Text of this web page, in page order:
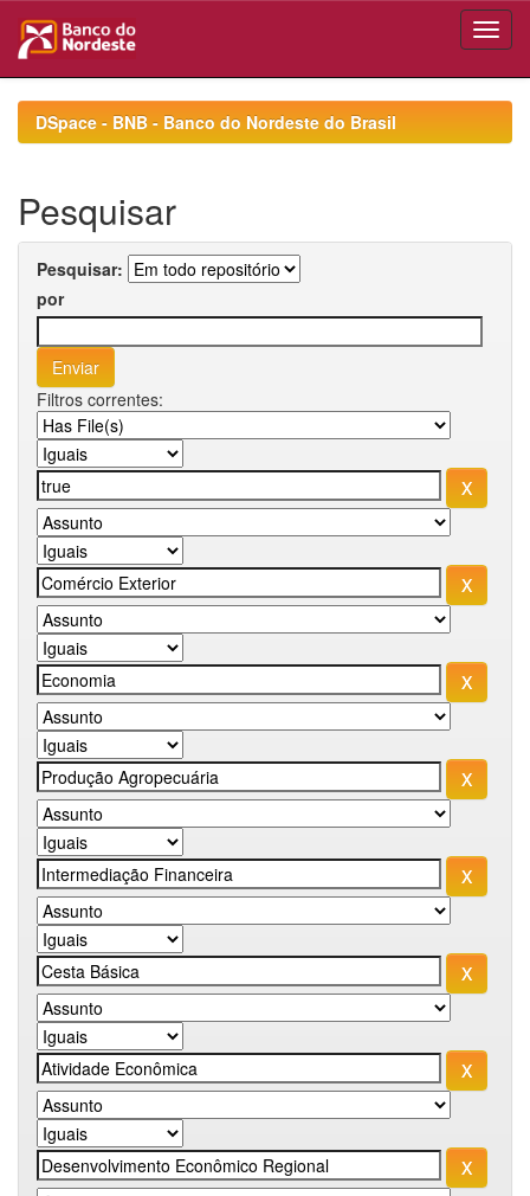
navigationDSpace - BNB - Banco do Nordeste do Brasil
Pesquisar
Pesquisar:
por
Filtros correntes: